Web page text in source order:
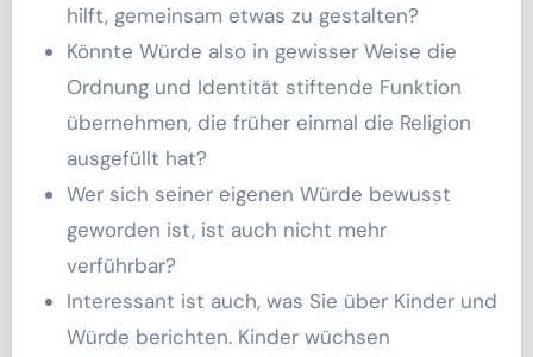
hilft, gemeinsam etwas zu gestalten?
Könnte Würde also in gewisser Weise die
Ordnung und Identität stiftende Funktion
übernehmen, die früher einmal die Religion
ausgefüllt hat?
Wer sich seiner eigenen Würde bewusst
geworden ist, ist auch nicht mehr
verführbar?
Interessant ist auch, was Sie über Kinder und
Würde berichten. Kinder wüchsen